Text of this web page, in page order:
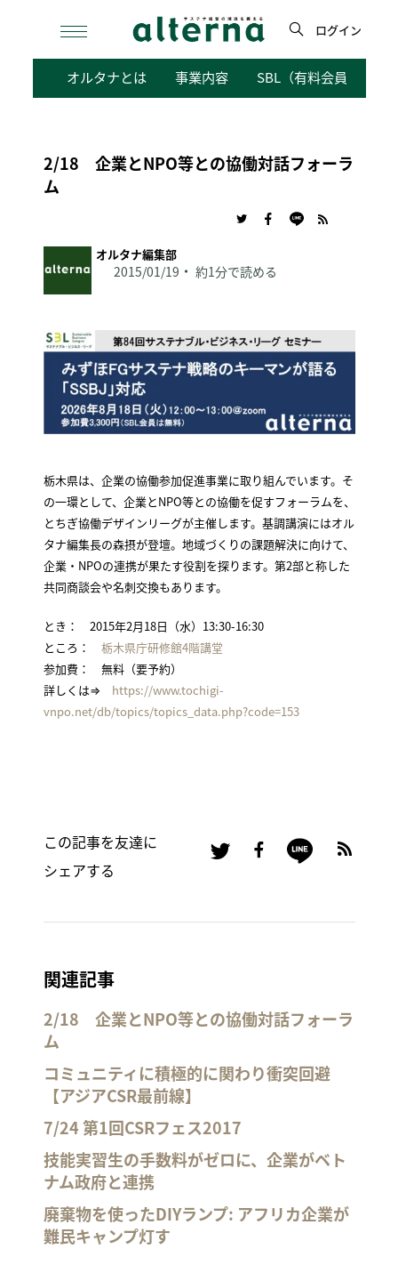
検
ログイン
オルタナとは 事業内容 SBL（有料会員向けサ
2/18 企業とNPO等との協働対話フォーラ
ム
オルタナ編集部
2015/01/19 約1分で読める
栃木県は、企業の協働参加促進事業に取り組んでいます。そ
の一環として、企業とNPO等との協働を促すフォーラムを、
とちぎ協働デザインリーグが主催します。基調講演にはオル
タナ編集長の森摂が登壇。地域づくりの課題解決に向けて、
企業・NPOの連携が果たす役割を探ります。第2部と称した
共同商談会や名刺交換もあります。
とき： 2015年2月18日（水）13:30-16:30
ところ： 栃木県庁研修館4階講堂
参加費： 無料（要予約）
詳しくは⇒ https://www.tochigi-
vnpo.net/db/topics/topics_data.php?code=153
この記事を友達に
シェアする
関連記事
2/18 企業とNPO等との協働対話フォーラ
ム
コミュニティに積極的に関わり衝突回避
【アジアCSR最前線】
7/24 第1回CSRフェス2017
技能実習生の手数料がゼロに、企業がベト
ナム政府と連携
廃棄物を使ったDIYランプ: アフリカ企業が
難民キャンプ灯す